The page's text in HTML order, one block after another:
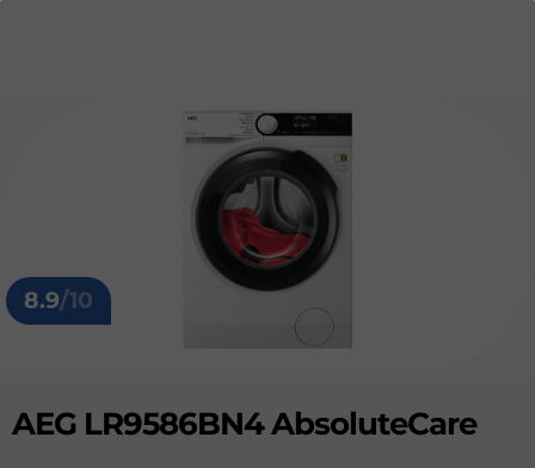
8.9/10
AEG LR9586BN4 AbsoluteCare